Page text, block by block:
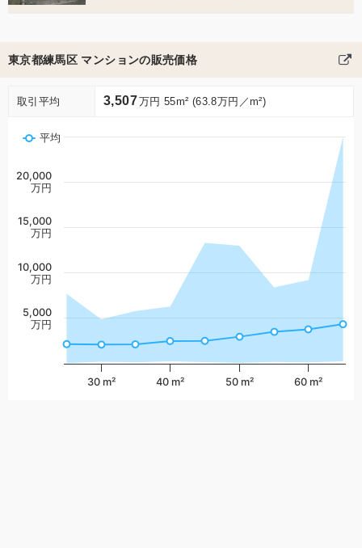
東京都練馬区 マンションの販売価格
取引平均 3,507万円 55m² (63.8万円／m²)
平均
30 m² 40 m² 50 m² 60 m²
5,000
万円
10,000
万円
15,000
万円
20,000
万円